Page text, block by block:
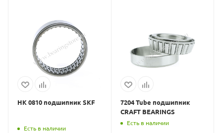
HK 0810 подшипник SKF
Есть в наличии
7204 Tube подшипник
CRAFT BEARINGS
Есть в наличии